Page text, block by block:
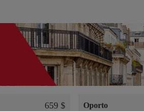
659 $ Oporto